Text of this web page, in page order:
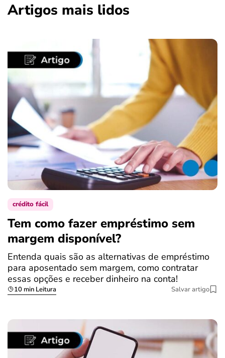
Artigos mais lidos
crédito fácil
Tem como fazer empréstimo sem
margem disponível?
Entenda quais são as alternativas de empréstimo
para aposentado sem margem, como contratar
essas opções e receber dinheiro na conta!
10 min Leitura Salvar artigo